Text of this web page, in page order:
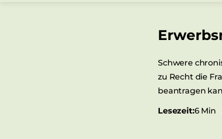
Schwere
zu Recht die
beantragen
Lesezeit:6 Min